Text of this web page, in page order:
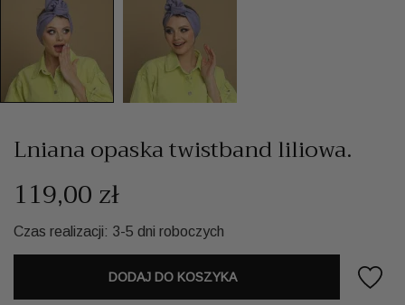
Lniana opaska twistband liliowa.
119,00 zł
Czas realizacji: 3-5 dni roboczych
DODAJ DO KOSZYKA